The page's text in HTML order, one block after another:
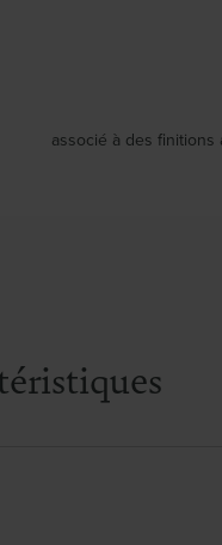
associé à des